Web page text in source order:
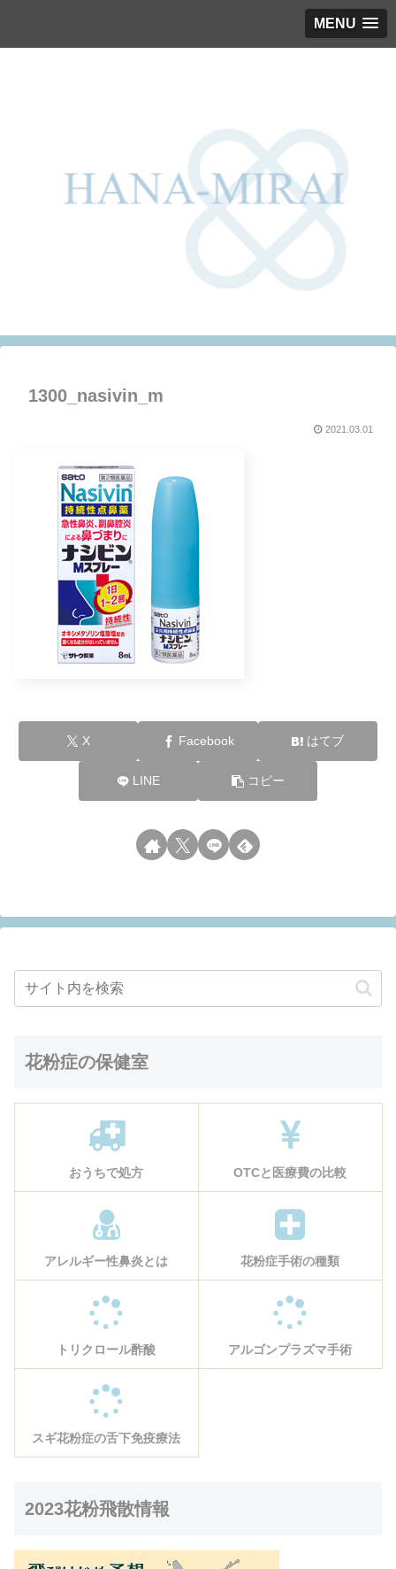
MENU
1300_nasivin_m
2021.03.01
X Facebook はてブ
LINE コピー
花粉症の保健室
おうちで処方 OTCと医療費の比較
アレルギー性鼻炎とは 花粉症手術の種類
トリクロール酢酸 アルゴンプラズマ手術
スギ花粉症の舌下免疫療法
2023花粉飛散情報